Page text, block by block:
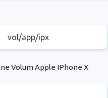
vol/app/ipx
Volum Apple IPhone X